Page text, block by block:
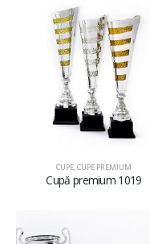
CUPE,CUPE PREMIUM
Cupă premium 1019